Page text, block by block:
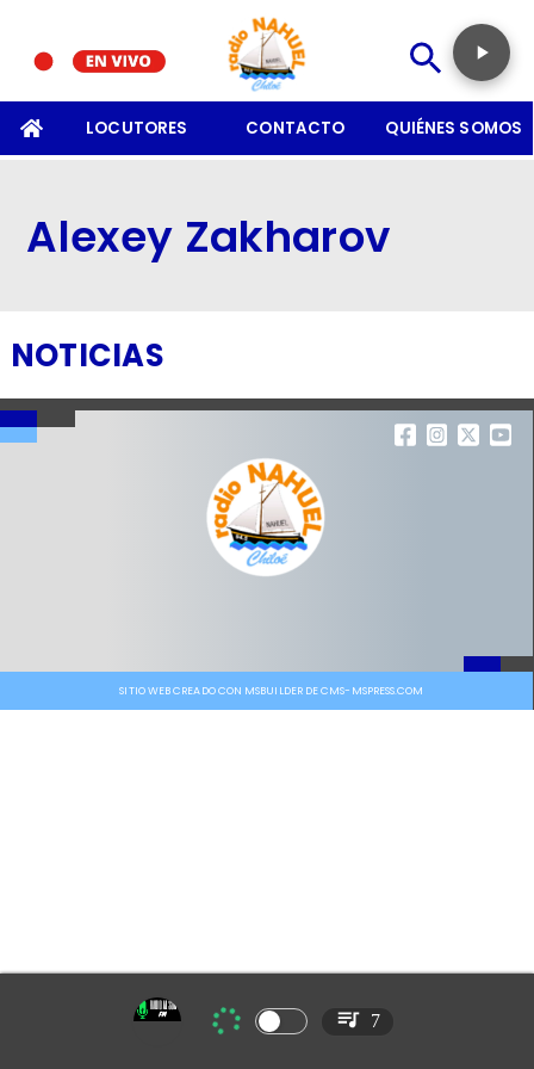
LOCUTORES CONTACTO QUIÉNES SOMOS
Alexey Zakharov
NOTICIAS
SITIO WEB CREADO CON MSBUILDER DE CMS-MSPRESS.COM
7